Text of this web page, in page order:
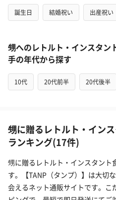
誕生日 結婚祝い 出産祝い
甥へのレトルト・インスタン
手の年代から探す
10代 20代前半 20代後半
甥に贈るレトルト・イン
ランキング(17件)
甥に贈るレトルト・インスタント
す。【TANP（タンプ）】は大切
会えるネット通販サイトです。こ